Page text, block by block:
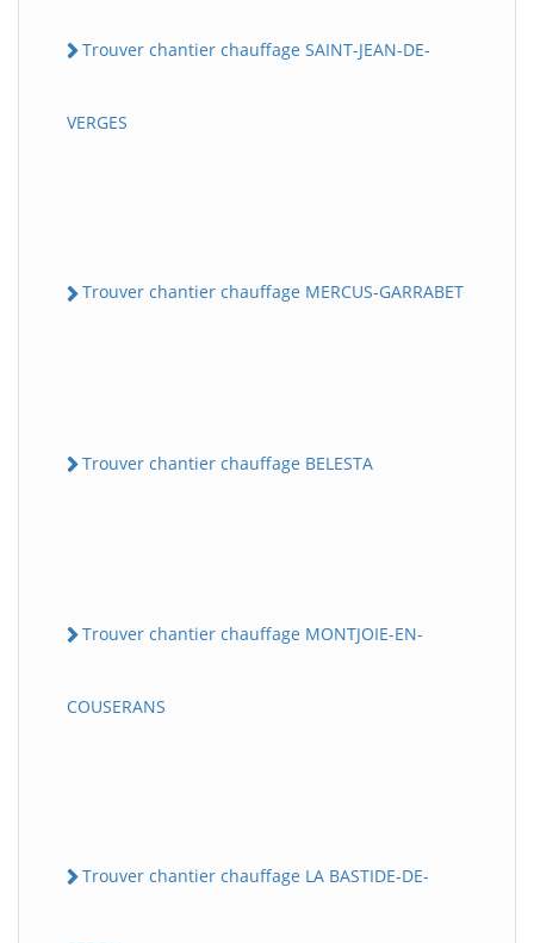
Trouver chantier chauffage SAINT-JEAN-DE-
VERGES
Trouver chantier chauffage MERCUS-GARRABET
Trouver chantier chauffage BELESTA
Trouver chantier chauffage MONTJOIE-EN-
COUSERANS
Trouver chantier chauffage LA BASTIDE-DE-